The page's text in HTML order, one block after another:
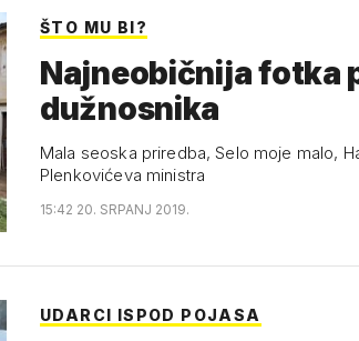
ŠTO MU BI?
Najneobičnija fotka
dužnosnika
Mala seoska priredba, Selo moje malo,
Plenkovićeva ministra
15:42 20. SRPANJ 2019.
UDARCI ISPOD POJASA